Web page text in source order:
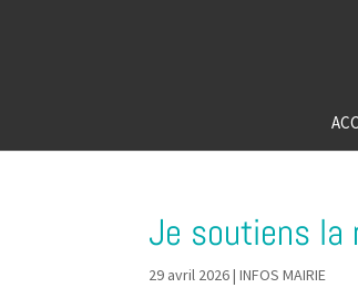
Je soutiens la
29 avril 2026|INFOS MAIRIE